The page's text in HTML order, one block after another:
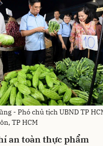
- Phó chủ tịch UBND TP
TP HCM
an toàn thực phẩm